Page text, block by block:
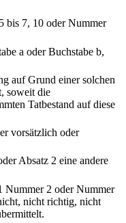
bis 7, 10 oder Nummer
a oder Buchstabe b,
auf Grund einer solchen
soweit die
Tatbestand auf diese
vorsätzlich oder
Absatz 2 eine andere
Nummer 2 oder Nummer
nicht richtig, nicht